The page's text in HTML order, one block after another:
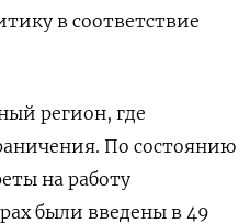
в соответствие
регион, где
По состоянию
на работу
были введены в 49